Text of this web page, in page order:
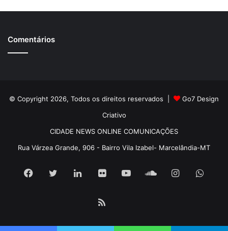
Comentários
© Copyright 2026, Todos os direitos reservados |
Go7 Design
Criativo
CIDADE NEWS ONLINE COMUNICAÇÕES
Rua Várzea Grande, 906 - Bairro Vila Izabel- Marcelândia-MT
Facebook
TwitterLinkedinFlickr YouTubeSoundCloud
Instagram
Book